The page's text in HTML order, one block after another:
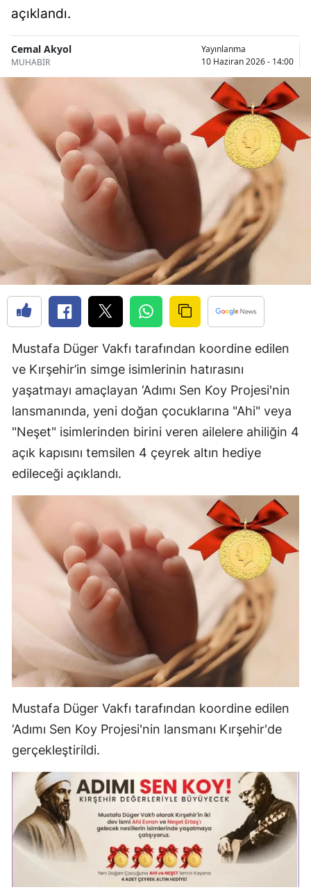
Burdur
Çanakkale
Çankırı
Çorum
Denizli
Diyarbakır
Edirne
Elazığ
Erzincan
Erzurum
Eskişehir
Gaziantep
Giresun
Hatay
Isparta
Mersin
İstanbul
İzmir
Kars
Kastamonu
Kayseri
Kırklareli
Kocaeli
Konya
Kütahya
Malatya
açıklandı.
Cemal Akyol
MUHABİR
Yayınlanma
10 Haziran 2026 - 14:00
Mustafa Düger Vakfı tarafından koordine edilen
ve Kırşehir’in simge isimlerinin hatırasını
yaşatmayı amaçlayan ‘Adımı Sen Koy Projesi'nin
lansmanında, yeni doğan çocuklarına "Ahi" veya
"Neşet" isimlerinden birini veren ailelere ahiliğin 4
açık kapısını temsilen 4 çeyrek altın hediye
edileceği açıklandı.
Mustafa Düger Vakfı tarafından koordine edilen
‘Adımı Sen Koy Projesi'nin lansmanı Kırşehir'de
gerçekleştirildi.